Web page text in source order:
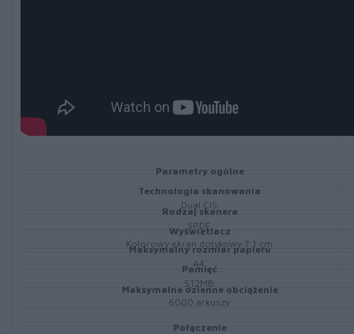
Parametry ogólne
Technologia skanowania
Dual CIS
Rodzaj skanera
SPDF
Wyświetlacz
Kolorowy ekran dotykowy 7.1 cm
Maksymalny rozmiar papieru
A4
Pamięć
512MB
Maksymalne dzienne obciążenie
6000 arkuszy
Połączenie